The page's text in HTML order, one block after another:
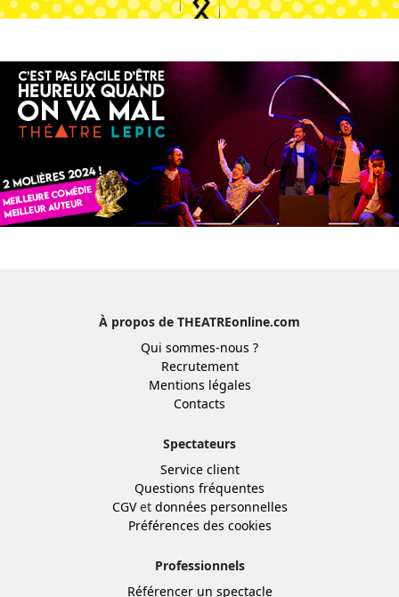
À propos de THEATREonline.com
Qui sommes-nous ?
Recrutement
Mentions légales
Contacts
Spectateurs
Service client
Questions fréquentes
CGVet données personnelles
Préférences des cookies
Professionnels
Référencer un spectacle